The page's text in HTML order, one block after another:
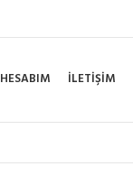
HESABIM İLETIŞIM